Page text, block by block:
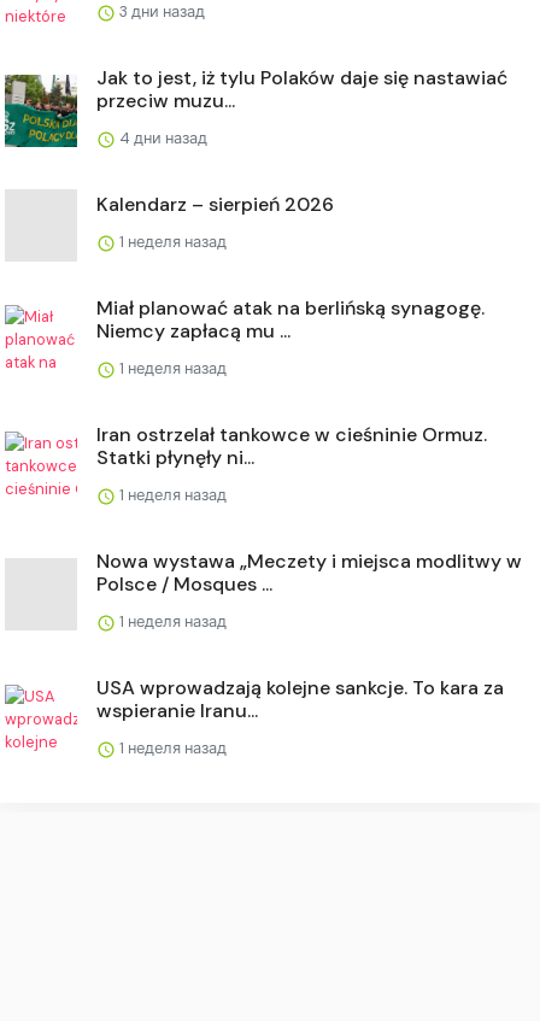
3 дни назад
Jak to jest, iż tylu Polaków daje się nastawiać
przeciw muzu...
4 дни назад
Kalendarz – sierpień 2026
1 неделя назад
Miał planować atak na berlińską synagogę.
Niemcy zapłacą mu ...
1 неделя назад
Iran ostrzelał tankowce w cieśninie Ormuz.
Statki płynęły ni...
1 неделя назад
Nowa wystawa „Meczety i miejsca modlitwy w
Polsce / Mosques ...
1 неделя назад
USA wprowadzają kolejne sankcje. To kara za
wspieranie Iranu...
1 неделя назад